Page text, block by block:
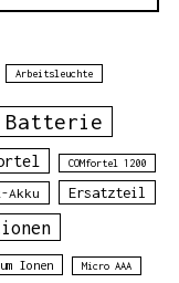
Arbeitsleuchte
Batterie
COMfortel 1200
Akku Ersatzteil
Ionen Micro AAA